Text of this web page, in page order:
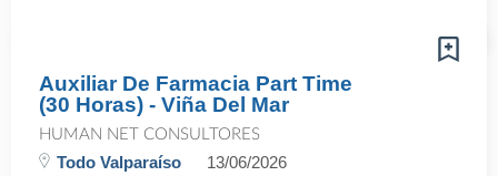
Auxiliar De Farmacia Part Time
(30 Horas) - Viña Del Mar
HUMAN NET CONSULTORES
Todo Valparaíso 13/06/2026